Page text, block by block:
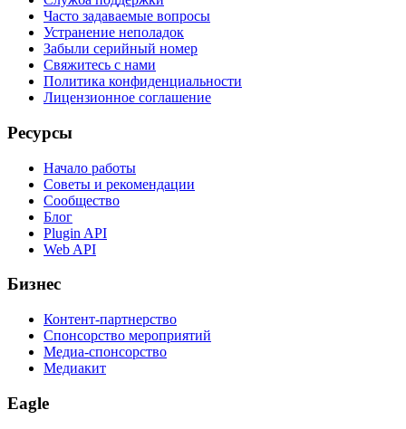
Часто задаваемые вопросы
Устранение неполадок
Забыли серийный номер
Свяжитесь с нами
Политика конфиденциальности
Лицензионное соглашение
Ресурсы
Начало работы
Советы и рекомендации
Сообщество
Блог
Plugin API
Web API
Бизнес
Контент-партнерство
Спонсорство мероприятий
Медиа-спонсорство
Медиакит
Eagle